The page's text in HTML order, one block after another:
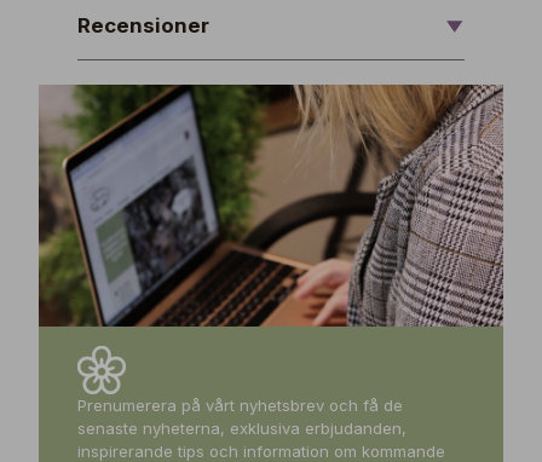
Recensioner
Prenumerera på vårt nyhetsbrev och få de
senaste nyheterna, exklusiva erbjudanden,
inspirerande tips och information om kommande